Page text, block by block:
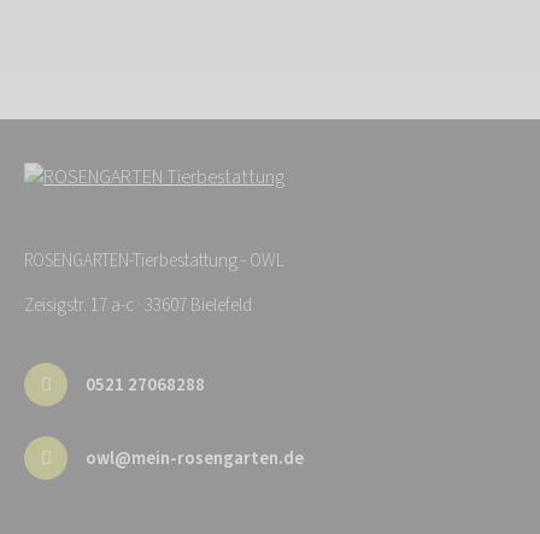
ROSENGARTEN-Tierbestattung - OWL
Zeisigstr. 17 a-c · 33607 Bielefeld
0521 27068288
owl@mein-rosengarten.de